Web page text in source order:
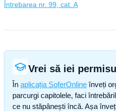
Întrebarea nr. 99, cat. A
Vrei să iei
În aplicația SoferOnline înveți
parcurgi capitolele, faci
ce nu stăpânești încă. Așa